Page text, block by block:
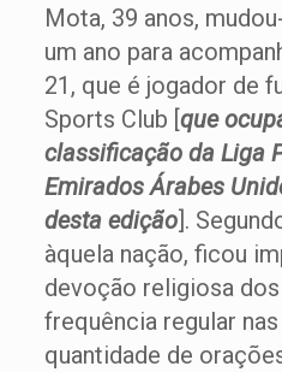
Mota, 39 anos,
um ano para
21, que é jogador de
Sports Club [que
classificação da Liga
Emirados Árabes
desta edição].
àquela nação, ficou
devoção religiosa
frequência regular
quantidade de